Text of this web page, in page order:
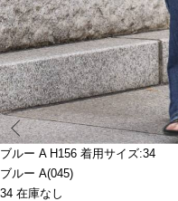
ブルー A H156 着用サイズ:34
ブルー A(045)
34 在庫なし
Prev